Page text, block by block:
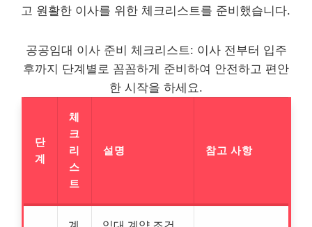
고 원활한 이사를 위한 체크리스트를 준비했습니다.
공공임대 이사 준비 체크리스트: 이사 전부터 입주
후까지 단계별로 꼼꼼하게 준비하여 안전하고 편안
한 시작을 하세요.
단
계
체
크
리
스
트
설명 참고 사항